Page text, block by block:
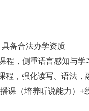
备合法办学资质
程，侧重语言感知与学
程，强化读写、语法
课（培养听说能力）